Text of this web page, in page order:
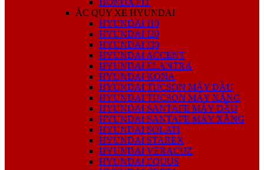
ẮC QUY XE HYUNDAI
HYUNDAI I10
HYUNDAI I20
HYUNDAI I30
HYUNDAI ACCENT
HYUNDAI ELANTRA
HYUNDAI KONA
HYUNDAI TUCSON MÁY DẦU
HYUNDAI TUCSON MÁY XĂNG
HYUNDAI SANTAFE MÁY DẦU
HYUNDAI SANTAFE MÁY XĂNG
HYUNDAI SOLATI
HYUNDAI STAREX
HYUNDAI VERACUZ
HYUNDAI EQUUS